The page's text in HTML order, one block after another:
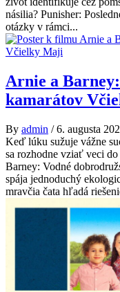
násilia? Punisher:
otázky v rámci...
Arnie a
kamarátov
By admin /6. augusta
Keď lúku sužuje vážne
sa rozhodne vziať veci
Barney: Vodné
spája jednoduchý
mravčia čata hľadá